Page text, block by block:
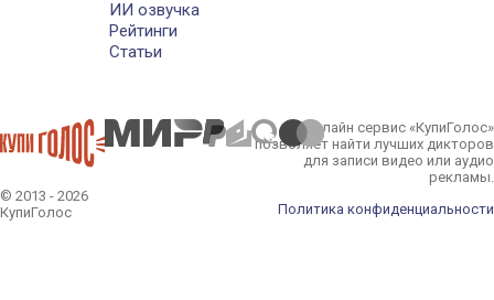
ИИ озвучка
Рейтинги
Статьи
© 2013 - 2026
КупиГолос
Онлайн сервис «КупиГолос»
позволяет найти лучших дикторов
для записи видео или аудио
рекламы.
Политика конфиденциальности